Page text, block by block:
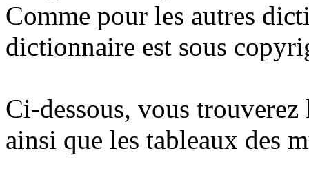
Comme pour les autres
dictionnaire est sous
Ci-dessous, vous
ainsi que les tableaux des